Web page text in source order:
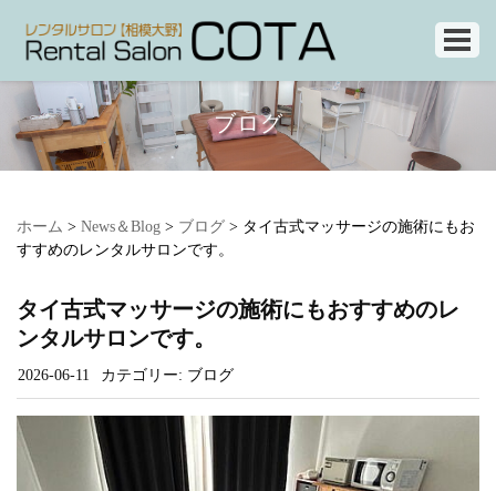
ブログ
ホーム > News＆Blog > ブログ > タイ古式マッサージの施術にもお
すすめのレンタルサロンです。
タイ古式マッサージの施術にもおすすめのレ
ンタルサロンです。
2026-06-11 カテゴリー: ブログ